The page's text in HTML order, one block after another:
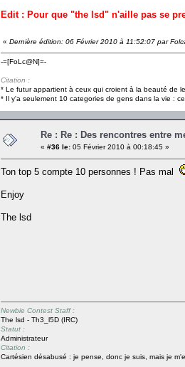
Edit : Pour que "the lsd" n'aille pas se
« Dernière édition: 06 Février 2010 à 11:52:07 par
-=[FoLc@N]=-
Citation :
* Le futur appartient à ceux qui croient à la beauté de
* Il y'a seulement 10 categories de gens dans la vie :
Re : Re : Des rencontres entre
« #36 le: 05 Février 2010 à 00:18:45 »
Ton top 5 compte 10 personnes ! Pas mal
Enjoy
The lsd
Newbie Contest Staff :
The lsd - Th3_l5D (IRC)
Statut :
Administrateur
Citation :
Cartésien désabusé : je pense, donc je suis, mais je